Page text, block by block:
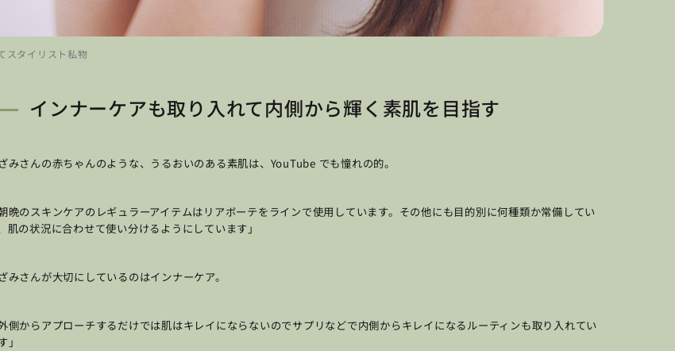
スタイリスト私物
インナーケアも取り入れて内側から輝く素肌を目指す
みさんの赤ちゃんのような、うるおいのある素肌は、YouTube でも憧れの的。
朝晩のスキンケアのレギュラーアイテムはリアボーテをラインで使用しています。その他にも目的別に何種類か常備してい
肌の状況に合わせて使い分けるようにしています」
みさんが大切にしているのはインナーケア。
外側からアプローチするだけでは肌はキレイにならないのでサプリなどで内側からキレイになるルーティンも取り入れてい
」